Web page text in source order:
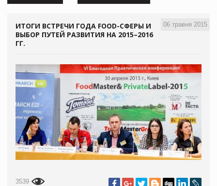
06 травня 2015
ИТОГИ ВСТРЕЧИ ГОДА FOOD-СФЕРЫ И
ВЫБОР ПУТЕЙ РАЗВИТИЯ НА 2015–2016
ГГ.
3539